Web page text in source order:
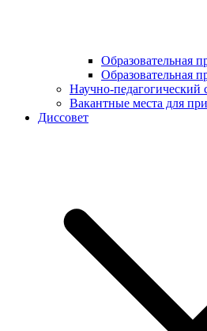
Образовательная
Образовательная
Научно-педагогический
Вакантные места для
Диссовет